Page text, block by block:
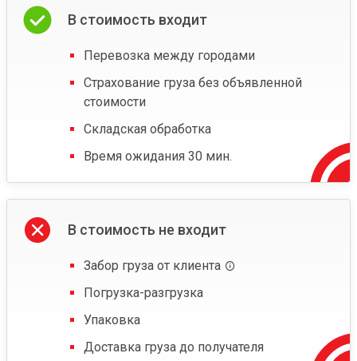
В стоимость входит
Перевозка между городами
Страхование груза без объявленной
стоимости
Складская обработка
Время ожидания 30 мин.
В стоимость не входит
Забор груза от клиента
Погрузка-разгрузка
Упаковка
Доставка груза до получателя